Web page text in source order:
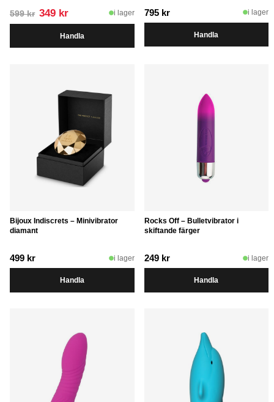
599kr Det
ursprungliga
priset
var:
349 krDet
nuvarande
priset
är:
i lager
Handla
795 kr i lager
Handla
Bijoux Indiscrets – Minivibrator
diamant
499 kr i lager
Handla
Rocks Off – Bulletvibrator i
skiftande färger
249 kr i lager
Handla